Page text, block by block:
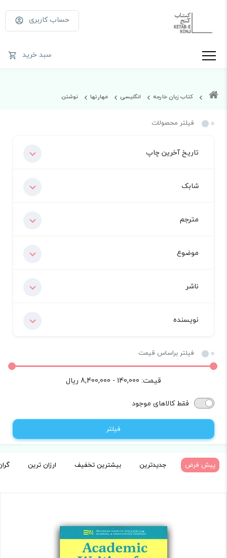
حساب کاربری
سبد خرید
کتاب زبان خارجه انگلیسی مهارتها نوشتن
فیلتر محصولات
تاریخ آخرین چاپ
شابک
مترجم
موضوع
ناشر
نویسنده
فیلتر براساس قیمت
قیمت: 140,000 - 8,400,000
ریال
فقط کالاهای موجود
فیلتر
پیش فرض جدیدترین بیشترین تخفیف ارزان ترین